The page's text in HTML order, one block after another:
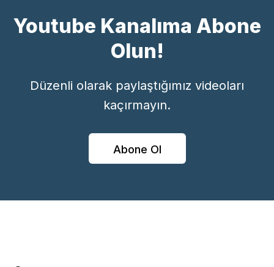
Youtube Kanalıma Abone
Olun!
Düzenli olarak paylaştığımız videoları
kaçırmayın.
Abone Ol